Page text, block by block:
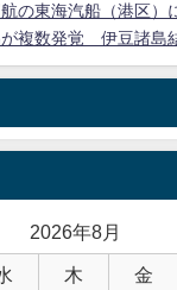
航の東海汽船（港区
が複数発覚 伊豆諸島
2026年8月
木 金